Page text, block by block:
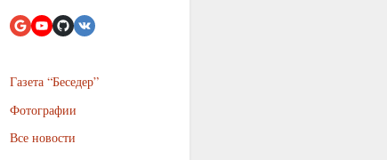
Газета “Беседер”
Фотографии
Все новости